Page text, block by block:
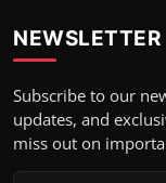
NEWSLETTER
Subscribe to our
updates, and
miss out on